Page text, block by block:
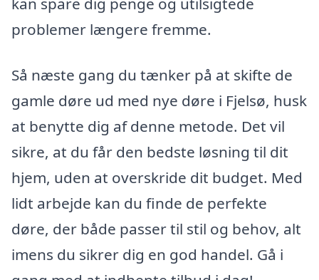
problemer længere fremme.
Så næste gang du tænker på at skifte de
gamle døre ud med nye døre i Fjelsø, husk
at benytte dig af denne metode. Det vil
sikre, at du får den bedste løsning til dit
hjem, uden at overskride dit budget. Med
lidt arbejde kan du finde de perfekte
døre, der både passer til stil og behov, alt
imens du sikrer dig en god handel. Gå i